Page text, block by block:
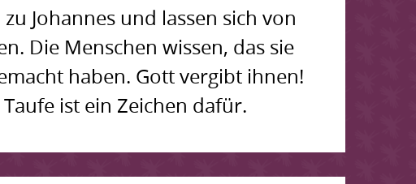
Johannes und lassen sich von
Die Menschen wissen, das sie
haben. Gott vergibt ihnen!
Taufe ist ein Zeichen dafür.